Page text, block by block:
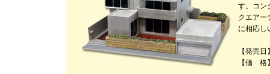
す。コン
クエアー
に相応し
【発売
【価 格